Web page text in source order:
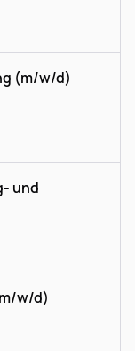
(m/w/d)
und
w/d)